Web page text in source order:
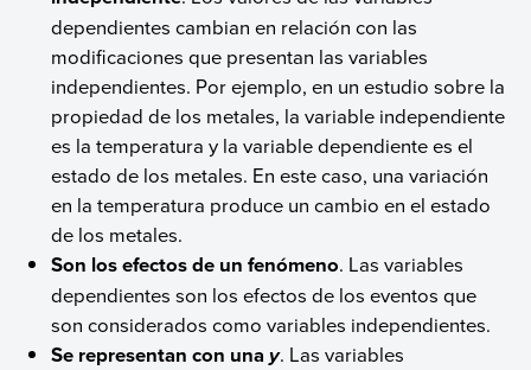
dependientes cambian en relación con las
modificaciones que presentan las variables
independientes. Por ejemplo, en un estudio sobre la
propiedad de los metales, la variable independiente
es la temperatura y la variable dependiente es el
estado de los metales. En este caso, una variación
en la temperatura produce un cambio en el estado
de los metales.
Son los efectos de un fenómeno. Las variables
dependientes son los efectos de los eventos que
son considerados como variables independientes.
Se representan con unay. Las variables